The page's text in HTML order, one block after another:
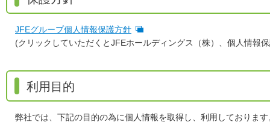
JFEグループ個人情報保護方針
(クリックしていただくとJFEホールディングス（株）、個人情報
利用目的
弊社では、下記の目的の為に個人情報を取得し、利用しております